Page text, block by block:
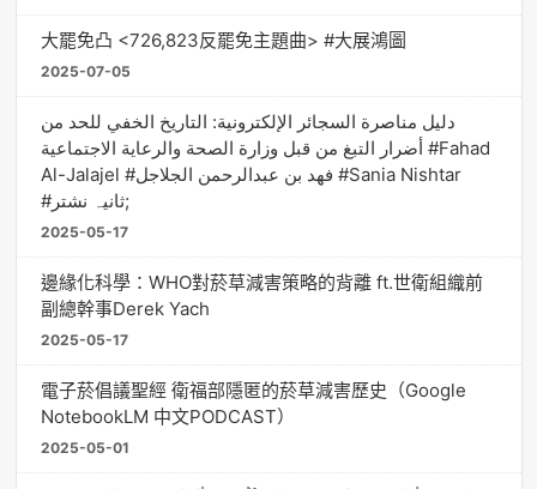
大罷免凸 <726,823反罷免主題曲> #大展鴻圖
2025-07-05
دليل مناصرة السجائر الإلكترونية: التاريخ الخفي للحد من
أضرار التبغ من قبل وزارة الصحة والرعاية الاجتماعية #Fahad
Al-Jalajel #فهد بن عبدالرحمن الجلاجل #Sania Nishtar
#ثانیہ نشتر;
2025-05-17
邊緣化科學：WHO對菸草減害策略的背離 ft.世衛組織前
副總幹事Derek Yach
2025-05-17
電子菸倡議聖經 衛福部隱匿的菸草減害歷史（Google
NotebookLM 中文PODCAST）
2025-05-01